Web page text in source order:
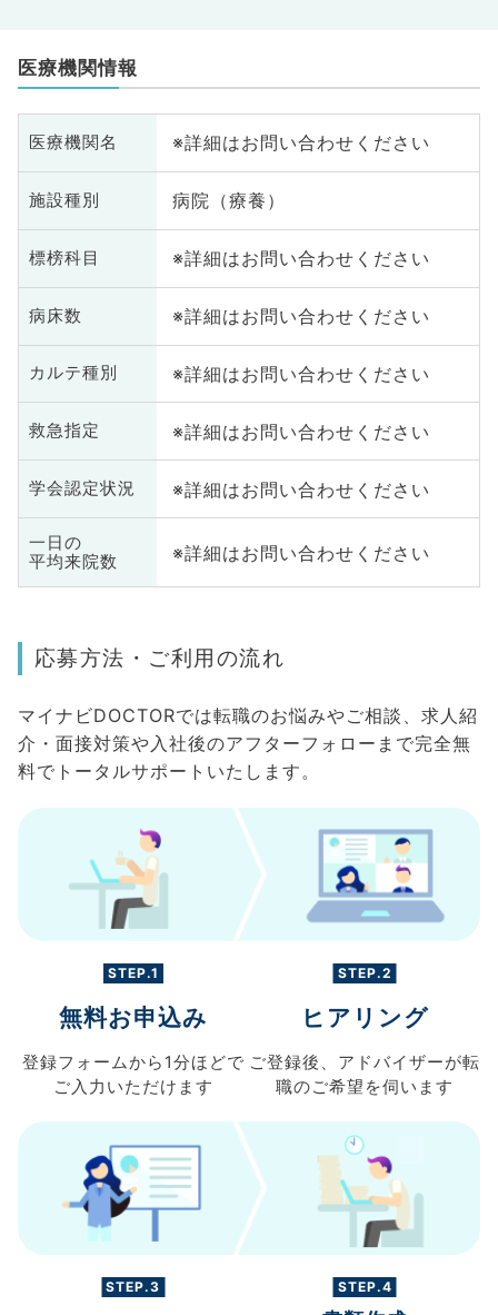
医療機関情報
医療機関名 ※詳細はお問い合わせください
施設種別 病院（療養）
標榜科目 ※詳細はお問い合わせください
病床数 ※詳細はお問い合わせください
カルテ種別 ※詳細はお問い合わせください
救急指定 ※詳細はお問い合わせください
学会認定状況 ※詳細はお問い合わせください
一日の
平均来院数
※詳細はお問い合わせください
応募方法・ご利用の流れ
マイナビDOCTORでは転職のお悩みやご相談、求人紹
介・面接対策や入社後のアフターフォローまで完全無
料でトータルサポートいたします。
STEP.1
無料お申込み
登録フォームから 1分ほどで
ご入力 いただけます
STEP.2
ヒアリング
ご登録後、 アドバイザーが転
職のご希望を伺います
STEP.3 STEP.4